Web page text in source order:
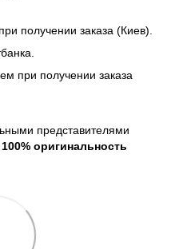
получении заказа (Киев).
при получении заказа
представителями
оригинальность